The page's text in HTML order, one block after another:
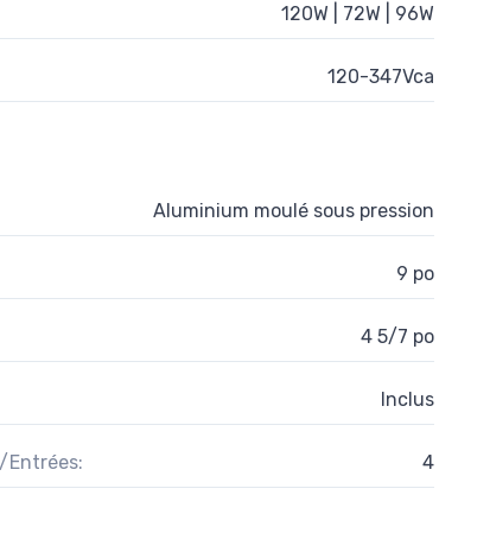
120W | 72W | 96W
120-347Vca
Aluminium moulé sous pression
9 po
4 5/7 po
Inclus
Entrées: 4